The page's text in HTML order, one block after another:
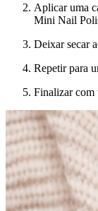
Aplicar uma
Mini Nail
Deixar secar
Repetir para
Finalizar com